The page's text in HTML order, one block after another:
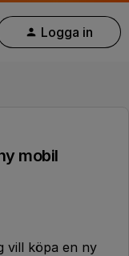
Logga in
mobil
vill köpa en ny